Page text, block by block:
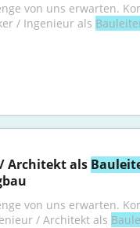
von uns erwarten.
/ Ingenieur als
Architekt als
von uns erwarten.
/ Architekt als